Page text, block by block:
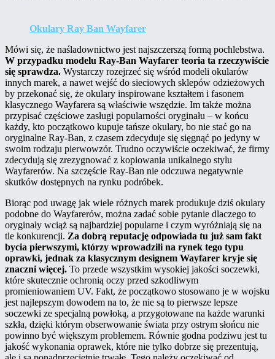
Okulary Ray Ban Wayfarer
Mówi się, że naśladownictwo jest najszczerszą formą pochlebstwa.
W przypadku modelu Ray-Ban Wayfarer teoria ta rzeczywiście
się sprawdza. Wystarczy rozejrzeć się wśród modeli okularów
innych marek, a nawet wejść do sieciowych sklepów odzieżowych
by przekonać się, że okulary inspirowane kształtem i fasonem
klasycznego Wayfarera są właściwie wszędzie. Im także można
przypisać częściowe zasługi popularności oryginału – w końcu
każdy, kto początkowo kupuje tańsze okulary, bo nie stać go na
oryginalne Ray-Ban, z czasem zdecyduje się sięgnąć po jedyny w
swoim rodzaju pierwowzór. Trudno oczywiście oczekiwać, że firmy
zdecydują się zrezygnować z kopiowania unikalnego stylu
Wayfarerów. Na szczęście Ray-Ban nie odczuwa negatywnie
skutków dostępnych na rynku podróbek.
Biorąc pod uwagę jak wiele różnych marek produkuje dziś okulary
podobne do Wayfarerów, można zadać sobie pytanie dlaczego to
oryginały wciąż są najbardziej popularne i czym wyróżniają się na
tle konkurencji. Za dobrą reputację odpowiada tu już sam fakt
bycia pierwszymi, którzy wprowadzili na rynek tego typu
oprawki, jednak za klasycznym designem Wayfarer kryje się
znaczni więcej. To przede wszystkim wysokiej jakości soczewki,
które skutecznie ochronią oczy przed szkodliwym
promieniowaniem UV. Fakt, że początkowo stosowano je w wojsku
jest najlepszym dowodem na to, że nie są to pierwsze lepsze
soczewki ze specjalną powłoką, a przygotowane na każde warunki
szkła, dzięki którym obserwowanie świata przy ostrym słońcu nie
powinno być większym problemem. Równie godna podziwu jest tu
jakość wykonania oprawek, które nie tylko dobrze się prezentują,